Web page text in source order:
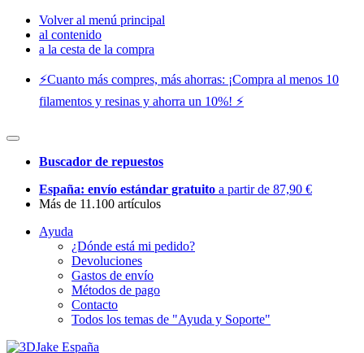
Volver al menú principal
al contenido
a la cesta de la compra
⚡️Cuanto más compres, más ahorras: ¡Compra al menos 10
filamentos y resinas y ahorra un 10%! ⚡️
Buscador de repuestos
España: envío estándar gratuito a partir de 87,90 €
Más de 11.100 artículos
Ayuda
¿Dónde está mi pedido?
Devoluciones
Gastos de envío
Métodos de pago
Contacto
Todos los temas de "Ayuda y Soporte"